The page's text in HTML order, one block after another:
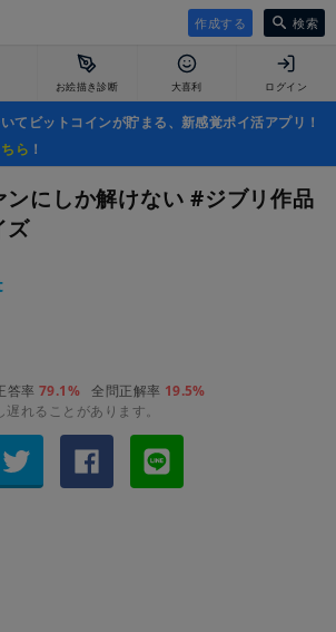
作成する 検索
お絵描き診断 大喜利 ログイン
てビットコインが貯まる、新感覚ポイ活アプリ！
ら ！
ンにしか解けない #ジブリ作品
ズ
答率 79.1% 全問正解率 19.5%
れることがあります。